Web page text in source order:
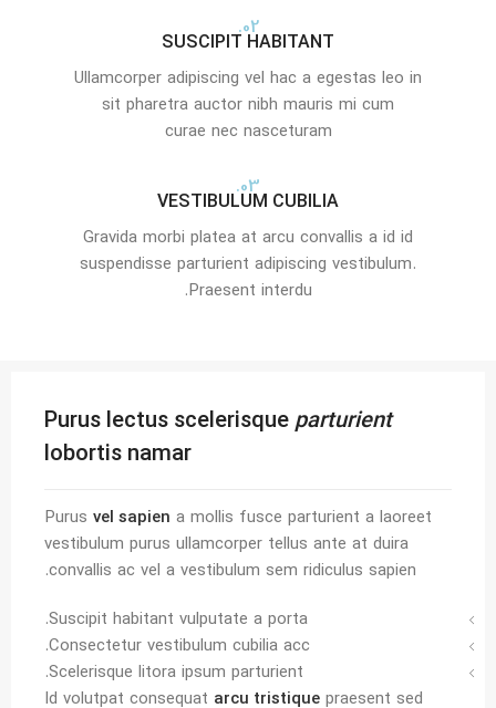
02.
SUSCIPIT HABITANT
Ullamcorper adipiscing vel hac a egestas leo in
sit pharetra auctor nibh mauris mi cum
curae nec nasceturam
03.
VESTIBULUM CUBILIA
Gravida morbi platea at arcu convallis a id id
suspendisse parturient adipiscing vestibulum.
Praesent interdu.
Purus lectus scelerisqueparturient
lobortis namar
Purus vel sapien a mollis fusce parturient a laoreet
vestibulum purus ullamcorper tellus ante at duira
convallis ac vel a vestibulum sem ridiculus sapien.
Suscipit habitant vulputate a porta.
Consectetur vestibulum cubilia acc.
Scelerisque litora ipsum parturient.
Id volutpat consequat arcu tristique praesent sed